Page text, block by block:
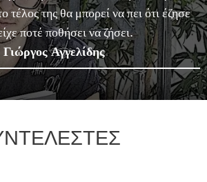
τέλος της θα μπορεί να πει ότι έζησε
είχε ποτέ ποθήσει να ζήσει.
Γιώργος Αγγελίδης